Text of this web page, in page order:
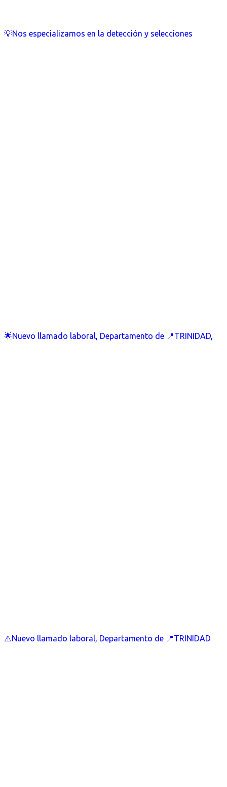
💡Nos especializamos en la detección y selecciones
🌟Nuevo llamado laboral, Departamento de 📍TRINIDAD,
⚠️Nuevo llamado laboral, Departamento de 📍TRINIDAD